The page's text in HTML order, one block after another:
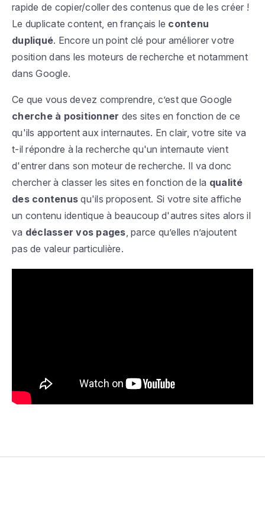
rapide de copier/coller des contenus que de les créer !
Le duplicate content, en français le contenu
dupliqué. Encore un point clé pour améliorer votre
position dans les moteurs de recherche et notamment
dans Google.
Ce que vous devez comprendre, c’est que Google
cherche à positionner des sites en fonction de ce
qu'ils apportent aux internautes. En clair, votre site va
t-il répondre à la recherche qu'un internaute vient
d'entrer dans son moteur de recherche. Il va donc
chercher à classer les sites en fonction de la qualité
des contenus qu'ils proposent. Si votre site affiche
un contenu identique à beaucoup d'autres sites alors il
va déclasser vos pages , parce qu’elles n’ajoutent
pas de valeur particulière.